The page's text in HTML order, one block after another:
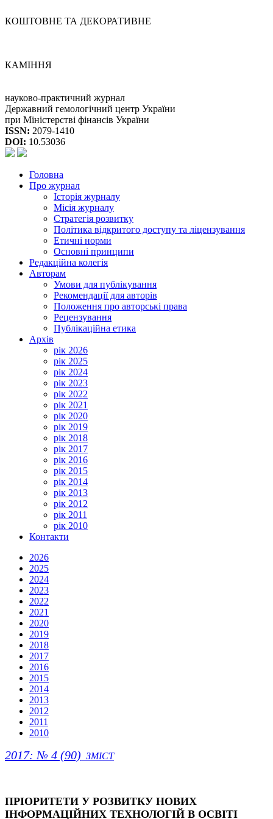
КОШТОВНЕ ТА ДЕКОРАТИВНЕ
КАМІННЯ
науково-практичний журнал
Державний гемологічний центр України
при Міністерстві фінансів України
ISSN: 2079-1410
DOI: 10.53036
Головна
Про журнал
Історія журналу
Місія журналу
Стратегія розвитку
Політика відкритого доступу та ліцензування
Етичні норми
Основні принципи
Редакційна колегія
Авторам
Умови для публікування
Рекомендації для авторів
Положення про авторські права
Рецензування
Публікаційна етика
Архів
рік 2026
рік 2025
рік 2024
рік 2023
рік 2022
рік 2021
рік 2020
рік 2019
рік 2018
рік 2017
рік 2016
рік 2015
рік 2014
рік 2013
рік 2012
рік 2011
рік 2010
Контакти
2026
2025
2024
2023
2022
2021
2020
2019
2018
2017
2016
2015
2014
2013
2012
2011
2010
2017: № 4 (90) ЗМІСТ
ПРІОРИТЕТИ У РОЗВИТКУ НОВИХ
ІНФОРМАЦІЙНИХ ТЕХНОЛОГІЙ В ОСВІТІ